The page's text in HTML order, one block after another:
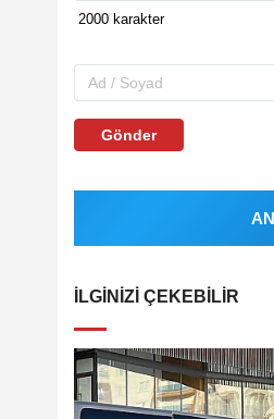
Gönder
İLGINIZI ÇEKEBILIR